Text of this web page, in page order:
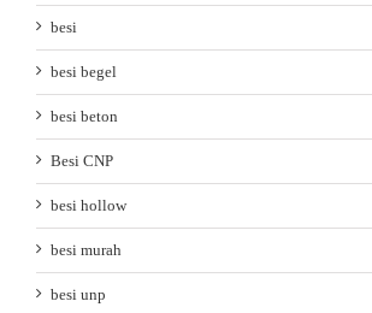
besi
besi begel
besi beton
Besi CNP
besi hollow
besi murah
besi unp